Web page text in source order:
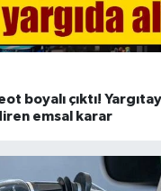
boyalı çıktı!
emsal karar